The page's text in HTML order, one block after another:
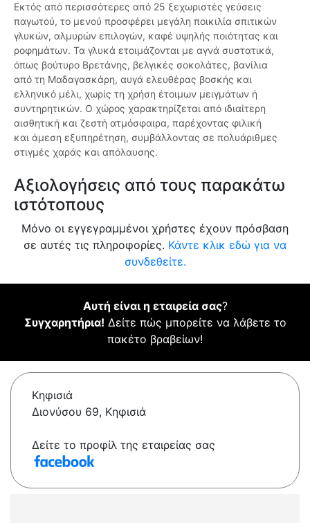
Εκτός από περισσότερες από 25 ξεχωριστές γεύσεις
παγωτού, το μενού προσφέρει μεγάλη ποικιλία σπιτικών
γλυκών, αλμυρών επιλογών, καφέ υψηλής ποιότητας και
ροφημάτων. Τα γλυκά ετοιμάζονται με αγνά συστατικά,
όπως βούτυρο Βρετάνης, βελγικές σοκολάτες, βανίλια
από τη Μαδαγασκάρη, αυγά ελευθέρας βοσκής και
ελληνικό μέλι, χωρίς τη χρήση έτοιμων μειγμάτων ή
συντηρητικών. Ο χώρος χαρακτηρίζεται από ιδιαίτερη
αισθητική και ζεστή ατμόσφαιρα, παρέχοντας φιλική
και άμεση εξυπηρέτηση, συμβάλλοντας σε πολυάριθμες
στιγμές χαράς και απόλαυσης.
Αξιολογήσεις από τους παρακάτω
ιστότοπους
Μόνο οι εγγεγραμμένοι χρήστες έχουν πρόσβαση
σε αυτές τις πληροφορίες. Κάντε κλικ εδώ για να
συνδεθείτε.
Αυτή είναι η εταιρεία σας?
Συγχαρητήρια! Δείτε πώς μπορείτε να λάβετε το
πακέτο βραβείων!
Κηφισιά
Διονύσου 69, Κηφισιά
Δείτε το προφίλ της εταιρείας σας